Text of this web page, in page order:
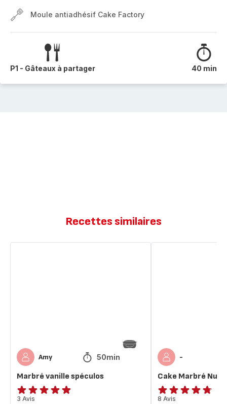
Moule antiadhésif Cake Factory
P1 - Gâteaux à partager 40 min
Recettes similaires
Amy 50min
Marbré vanille spéculos
ratings.4.8
3 Avis
-
Cake Marbré
ratings.4.7
8 Avis